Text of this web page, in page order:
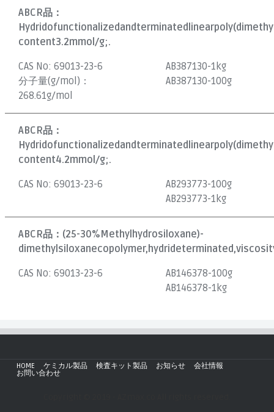
ABCR品：
content3.2mmol/g;.
CAS No:69013-23-6
分子量(g/mol)：
268.61g/mol
AB387130-1kg
AB387130-100g
ABCR品：
content4.2mmol/g;.
CAS No:69013-23-6
AB293773-100g
AB293773-1kg
ABCR品： (25-30%Methylhydrosiloxane)-
CAS No:69013-23-6
AB146378-100g
AB146378-1kg
HOME ケミカル製品 検査キット製品 お知らせ
会社情報
お問い合わせ